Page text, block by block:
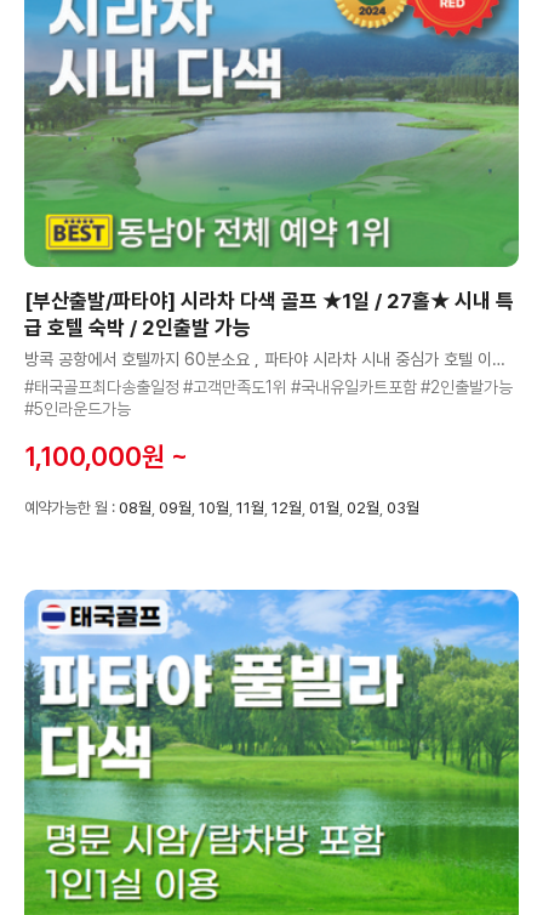
[부산출발/파타야] 시라차 다색 골프 ★1일 / 27홀★ 시내 특
급 호텔 숙박 / 2인출발 가능
방콕 공항에서 호텔까지 60분소요 , 파타야 시라차 시내 중심가 호텔 이용, 라운드 후 자유관광 가능
#태국골프최다송출일정 #고객만족도1위 #국내유일카트포함 #2인출발가능
#5인라운드가능
1,100,000원 ~
예약가능한 월 : 08월 09월 10월 11월 12월 01월 02월 03월